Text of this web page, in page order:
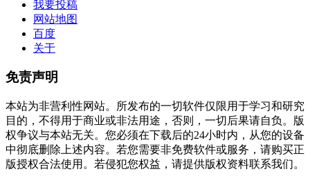
我要投稿
网站地图
百度
关于
免责声明
本站为非营利性网站。所发布的一切软件仅限用于学习和研究
目的，不得用于商业或非法用途，否则，一切后果请自负。版
权争议与本站无关。您必须在下载后的24小时内，从您的设备
中彻底删除上述内容。若您需要非免费软件或服务，请购买正
版授权合法使用。若侵犯您权益，请提供版权资料联系我们。